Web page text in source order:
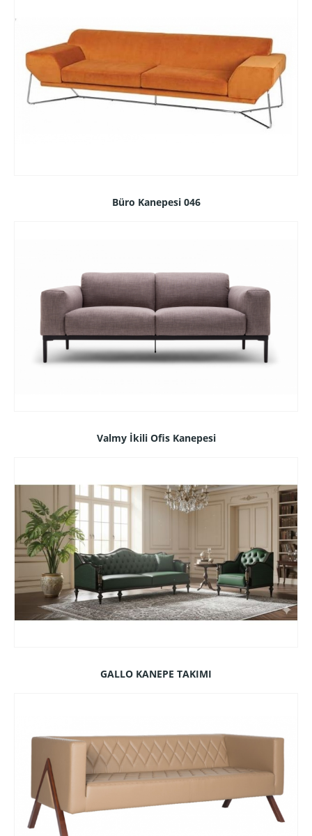
Büro Kanepesi 046
Valmy İkili Ofis Kanepesi
GALLO KANEPE TAKIMI